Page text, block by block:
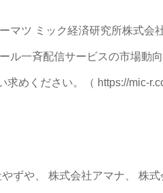
マツ ミック経済研究所株式会
ル一斉配信サービスの市場動
めください。（ https://mic-
ずや、 株式会社アマナ、 株式